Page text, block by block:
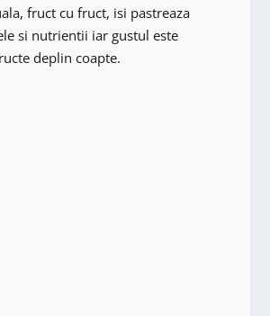
fruct cu fruct, isi pastreaza
si nutrientii iar gustul este
deplin coapte.